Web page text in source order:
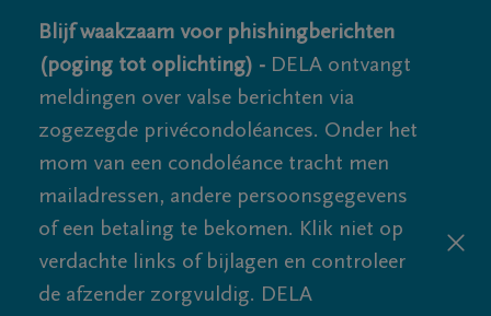
Blijf waakzaam voor phishingberichten
(poging tot oplichting) - DELA ontvangt
meldingen over valse berichten via
zogezegde privécondoléances. Onder het
mom van een condoléance tracht men
mailadressen, andere persoonsgegevens
of een betaling te bekomen. Klik niet op
verdachte links of bijlagen en controleer
de afzender zorgvuldig. DELA